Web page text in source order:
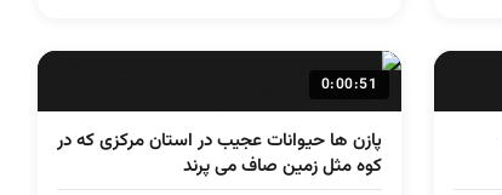
0:00:51
پازن ها حیوانات عجیب در استان مرکزی که در
کوه مثل زمین صاف می پرند